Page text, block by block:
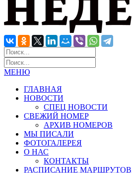
МЕНЮ
ГЛАВНАЯ
НОВОСТИ
СПЕЦ НОВОСТИ
СВЕЖИЙ НОМЕР
АРХИВ НОМЕРОВ
МЫ ПИСАЛИ
ФОТОГАЛЕРЕЯ
О НАС
КОНТАКТЫ
РАСПИСАНИЕ МАРШРУТОВ